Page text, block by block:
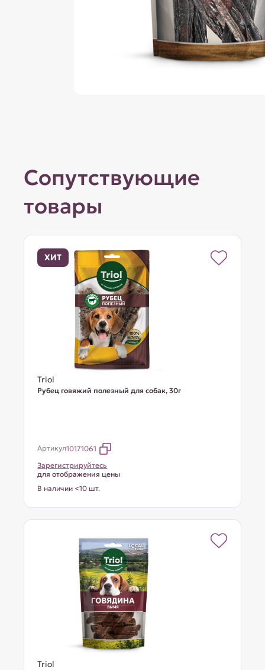
Сопутствующие
товары
ХИТ
Triol
Рубец говяжий полезный для собак, 30г
Артикул10171061
Зарегистрируйтесь
для отображения цены
В наличии <10 шт.
Triol